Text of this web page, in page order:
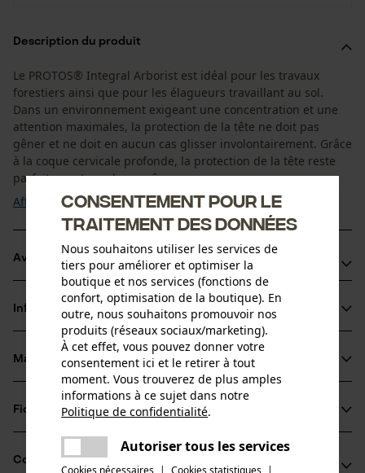
Description du produit
Le PROTOS® Integral Arborist est idéal pour les travaux
forestiers ainsi que pour les élagueurs travaillant au sol.
Dans un environnement exigeant une concentration et une
attention maximales, la protection de la tête ne doit pas
gêner et ne doit en aucun cas glisser involontairement. Grâce
à la coque cervicale profonde, la protection de la tête reste
parfaitement en place, même ...
Afficher plus
Avantages du produit
Parfait pour les travaux d'élagage / les élagueurs
Assise parfaite du casque, même en position inclinée et en
travaillant au-dessus de la tête
CrashAbsorber garantit une sécurité quintuple
Informations sur le produit
Détails du produit
Type dactivité
Protéger
Matériau & entretien
Matériau
Détails de la doublure
Fiches techniques
Mode d'emploi (PDF)
Compatibilité
Consentement pour le
traitement des données
Nous souhaitons utiliser les services de
tiers pour améliorer et optimiser la
boutique et nos services (fonctions de
confort, optimisation de la boutique). En
outre, nous souhaitons promouvoir nos
produits (réseaux sociaux/marketing).
À cet effet, vous pouvez donner votre
consentement ici et le retirer à tout
moment. Vous trouverez de plus amples
informations à ce sujet dans notre
Politique de confidentialité.
Autoriser tous les services
Cookies nécessaires | Cookies statistiques |
Une erreur s'est produite. Veuillez
essayer encore.
partager
partager